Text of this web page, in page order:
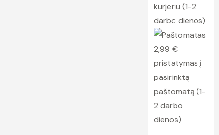
kurjeriu (1-2
darbo dienos)
2,99 €
pristatymas į
pasirinktą
paštomatą (1-
2 darbo
dienos)